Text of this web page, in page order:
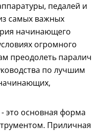
педалей и
самых важных
начинающего
огромного
преодолеть паралич
по лучшим
это основная форма
Приличная